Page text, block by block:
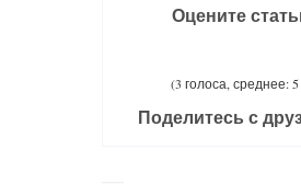
Оцените
(3 голоса, среднее:
Поделитесь с